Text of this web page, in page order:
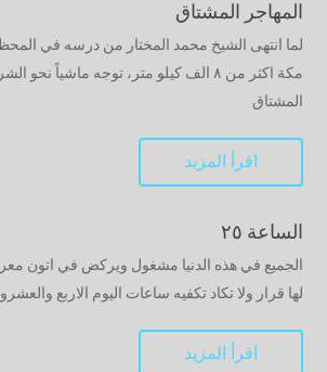
المهاجر المشتاق
لما انتهى الشيخ محمد المختار من درسه في
المشتاق
اقرأ المزيد
الساعة ٢٥
الجميع في هذه الدنيا مشغول ويركض في اتون
لها قرار ولا تكاد تكفيه ساعات اليوم الاربع والعشرون....
اقرأ المزيد